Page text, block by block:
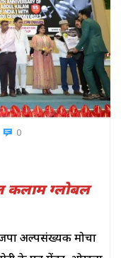
0
कलाम ग्लोबल
अल्पसंख्यक मोर्चा